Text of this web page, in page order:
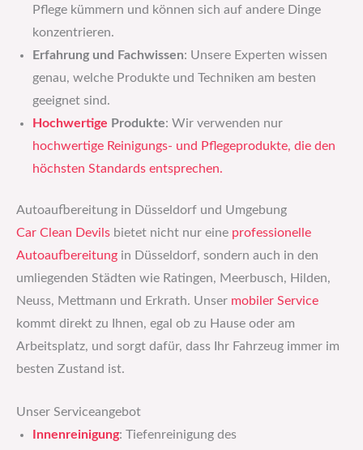
Pflege kümmern und können sich auf andere Dinge
konzentrieren.
Erfahrung und Fachwissen: Unsere Experten wissen
genau, welche Produkte und Techniken am besten
geeignet sind.
Hochwertige Produkte: Wir verwenden nur
hochwertige Reinigungs- und Pflegeprodukte, die den
höchsten Standards entsprechen.
Autoaufbereitung in Düsseldorf und Umgebung
Car Clean Devils bietet nicht nur eine professionelle
Autoaufbereitung in Düsseldorf, sondern auch in den
umliegenden Städten wie Ratingen, Meerbusch, Hilden,
Neuss, Mettmann und Erkrath. Unser mobiler Service
kommt direkt zu Ihnen, egal ob zu Hause oder am
Arbeitsplatz, und sorgt dafür, dass Ihr Fahrzeug immer im
besten Zustand ist.
Unser Serviceangebot
Innenreinigung: Tiefenreinigung des